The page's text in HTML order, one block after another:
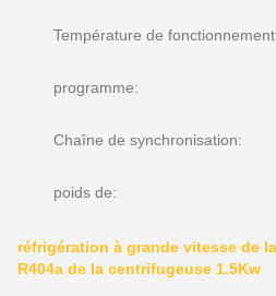
Température de
programme:
Chaîne de synchronisation:
poids de:
réfrigération à grande vitesse de
R404a de la centrifugeuse 1.5Kw